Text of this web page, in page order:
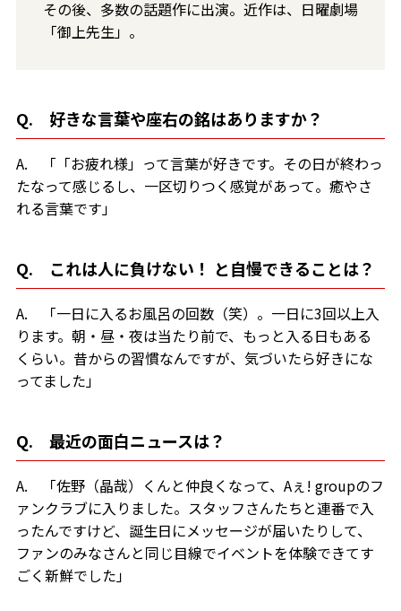
その後、多数の話題作に出演。近作は、日曜劇場
「御上先生」。
Q. 好きな言葉や座右の銘はありますか？
A. 「「お疲れ様」って言葉が好きです。その日が終わっ
たなって感じるし、一区切りつく感覚があって。癒やさ
れる言葉です」
Q. これは人に負けない！ と自慢できることは？
A. 「一日に入るお風呂の回数（笑）。一日に3回以上入
ります。朝・昼・夜は当たり前で、もっと入る日もある
くらい。昔からの習慣なんですが、気づいたら好きにな
ってました」
Q. 最近の面白ニュースは？
A. 「佐野（晶哉）くんと仲良くなって、Aぇ! groupのフ
ァンクラブに入りました。スタッフさんたちと連番で入
ったんですけど、誕生日にメッセージが届いたりして、
ファンのみなさんと同じ目線でイベントを体験できてす
ごく新鮮でした」